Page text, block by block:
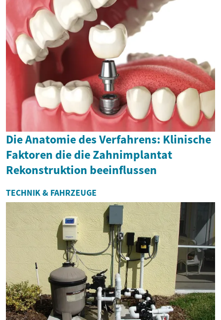
Die Anatomie des Verfahrens: Klinische
Faktoren die die Zahnimplantat
Rekonstruktion beeinflussen
TECHNIK & FAHRZEUGE